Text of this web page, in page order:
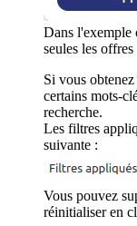
Dans l'exemple
seules les
Si vous
certains mots-
recherche.
Les filtres
suivante :
Vous pouvez
réinitialiser en